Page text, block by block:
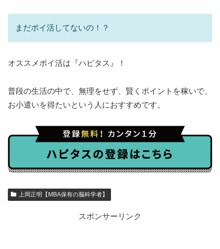
まだポイ活してないの！？
オススメポイ活は『ハピタス』！
普段の生活の中で、無理をせず、賢くポイントを稼いで、
お小遣いを得たいという人におすすめです。
上岡正明【MBA保有の脳科学者】
スポンサーリンク